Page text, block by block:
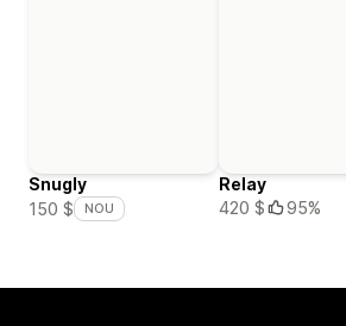
Snugly
150 $
NOU
Relay
420 $
95%